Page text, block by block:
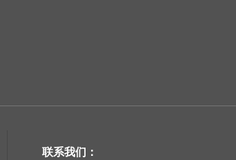
联系我们：